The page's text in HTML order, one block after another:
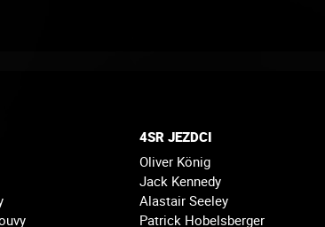
4SR JEZDCI
Oliver König
Jack Kennedy
Alastair Seeley
Patrick Hobelsberger